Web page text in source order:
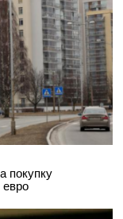
покупку
евро